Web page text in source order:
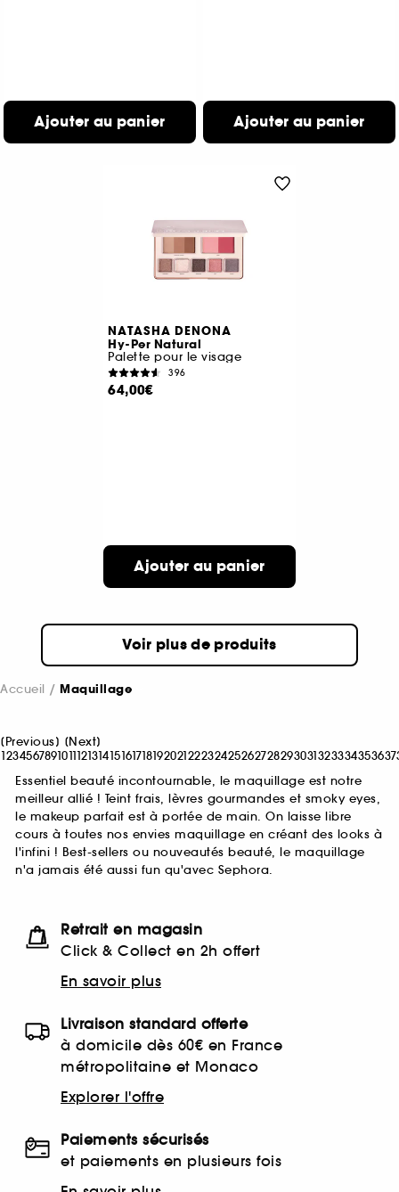
Ajouter au panier Ajouter au panier
NATASHA DENONA
Hy-Per Natural
Palette pour le visage
396
64,00€
Ajouter au panier
Voir plus de produits
Accueil Maquillage
[Previous] [Next]
12345678910111213141516171819202122232425262728293031323334353637
Essentiel beauté incontournable, le maquillage est notre
meilleur allié ! Teint frais, lèvres gourmandes et smoky eyes,
le makeup parfait est à portée de main. On laisse libre
cours à toutes nos envies maquillage en créant des looks à
l'infini ! Best-sellers ou nouveautés beauté, le maquillage
n'a jamais été aussi fun qu'avec Sephora.
Retrait en magasin
Click & Collect en 2h offert
En savoir plus
Livraison standard offerte
à domicile dès 60€ en France
métropolitaine et Monaco
Explorer l'offre
Paiements sécurisés
et paiements en plusieurs fois